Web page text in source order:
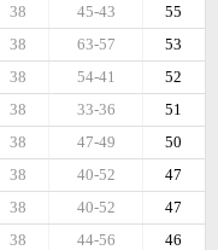
55
45-43
38
53
63-57
38
52
54-41
38
51
33-36
38
50
47-49
38
47
40-52
38
47
40-52
38
46
44-56
38